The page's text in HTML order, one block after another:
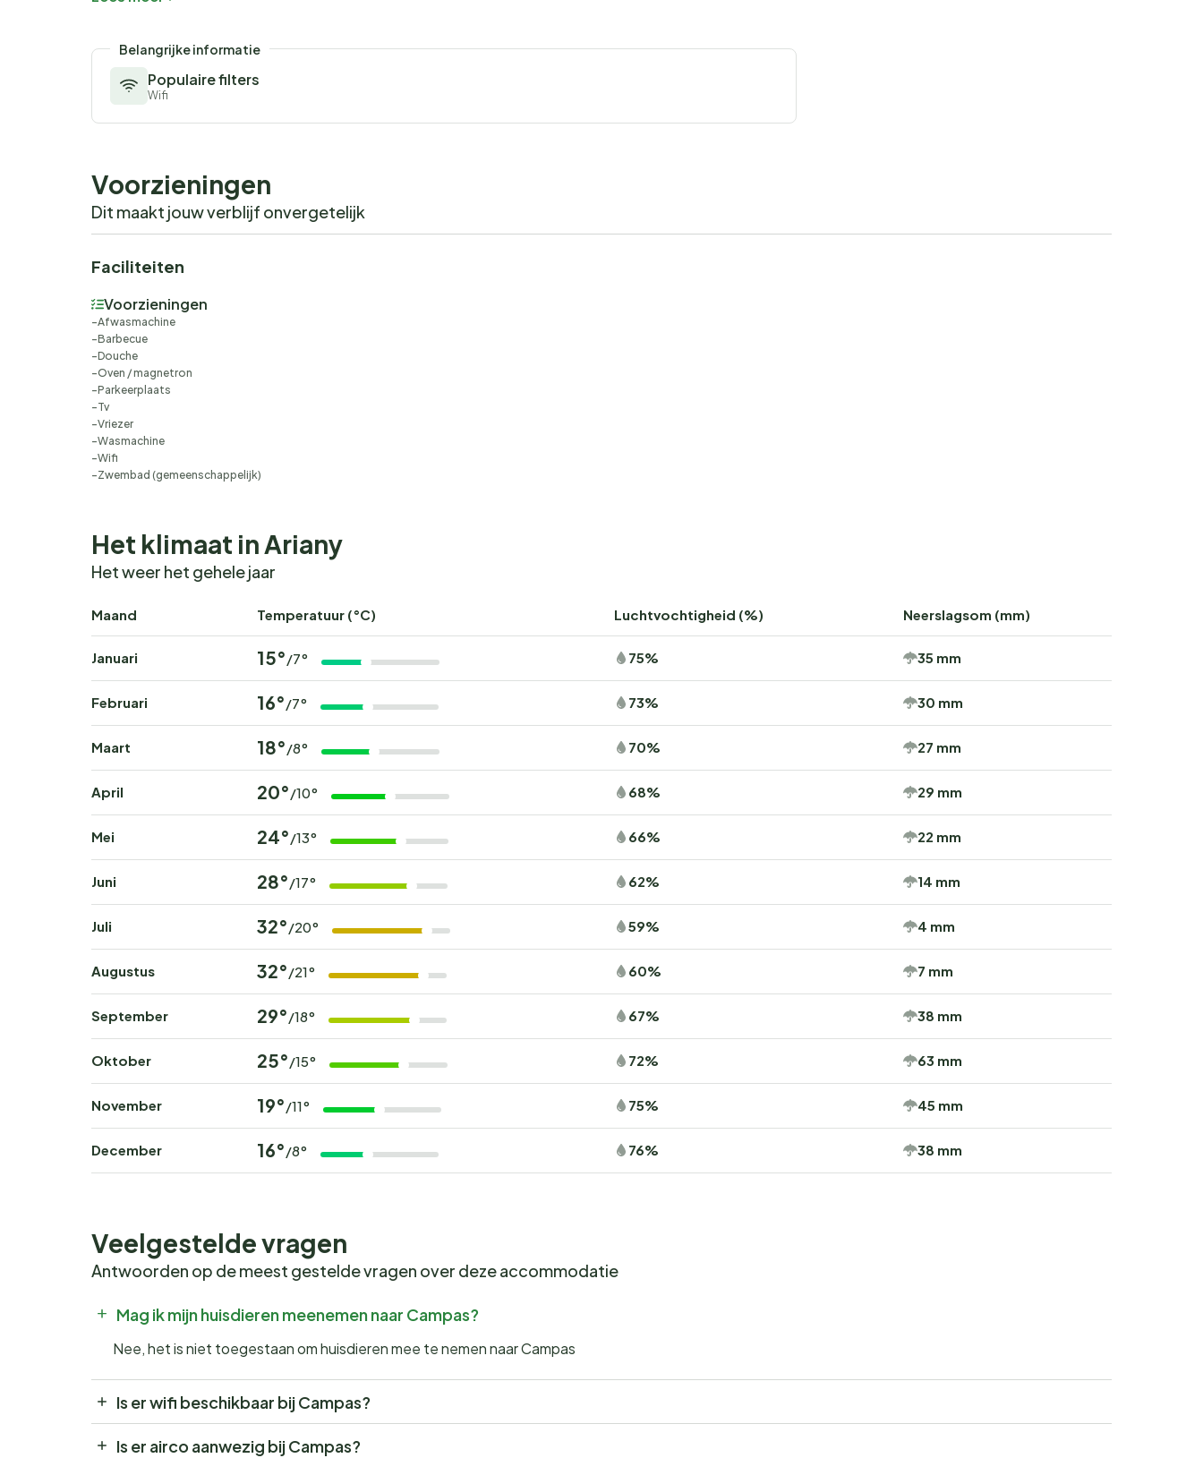
Vliegveld 44 km van het huis. Object referentie: ES8900.100.1 is gelegen op hetzelfde terrein. In dit
Belangrijke informatie
Populaire filters
Wifi
Voorzieningen
Dit maakt jouw verblijf onvergetelijk
Faciliteiten
Voorzieningen
Afwasmachine
Barbecue
Douche
Oven / magnetron
Parkeerplaats
Tv
Vriezer
Wasmachine
Wifi
Zwembad (gemeenschappelijk)
Het klimaat in Ariany
Het weer het gehele jaar
Maand Temperatuur (°C) Luchtvochtigheid (%) Neerslagsom (mm)
Januari 15° /7° 75% 35 mm
Februari 16° /7° 73% 30 mm
Maart 18° /8° 70% 27 mm
April 20° /10° 68% 29 mm
Mei 24° /13° 66% 22 mm
Juni 28° /17° 62% 14 mm
Juli 32° /20° 59% 4 mm
Augustus 32° /21° 60% 7 mm
September 29° /18° 67% 38 mm
Oktober 25° /15° 72% 63 mm
November 19° /11° 75% 45 mm
December 16° /8° 76% 38 mm
Veelgestelde vragen
Antwoorden op de meest gestelde vragen over deze accommodatie
Mag ik mijn huisdieren meenemen naar Campas?
Nee, het is niet toegestaan om huisdieren mee te nemen naar Campas
Is er wifi beschikbaar bij Campas?
Is er airco aanwezig bij Campas?